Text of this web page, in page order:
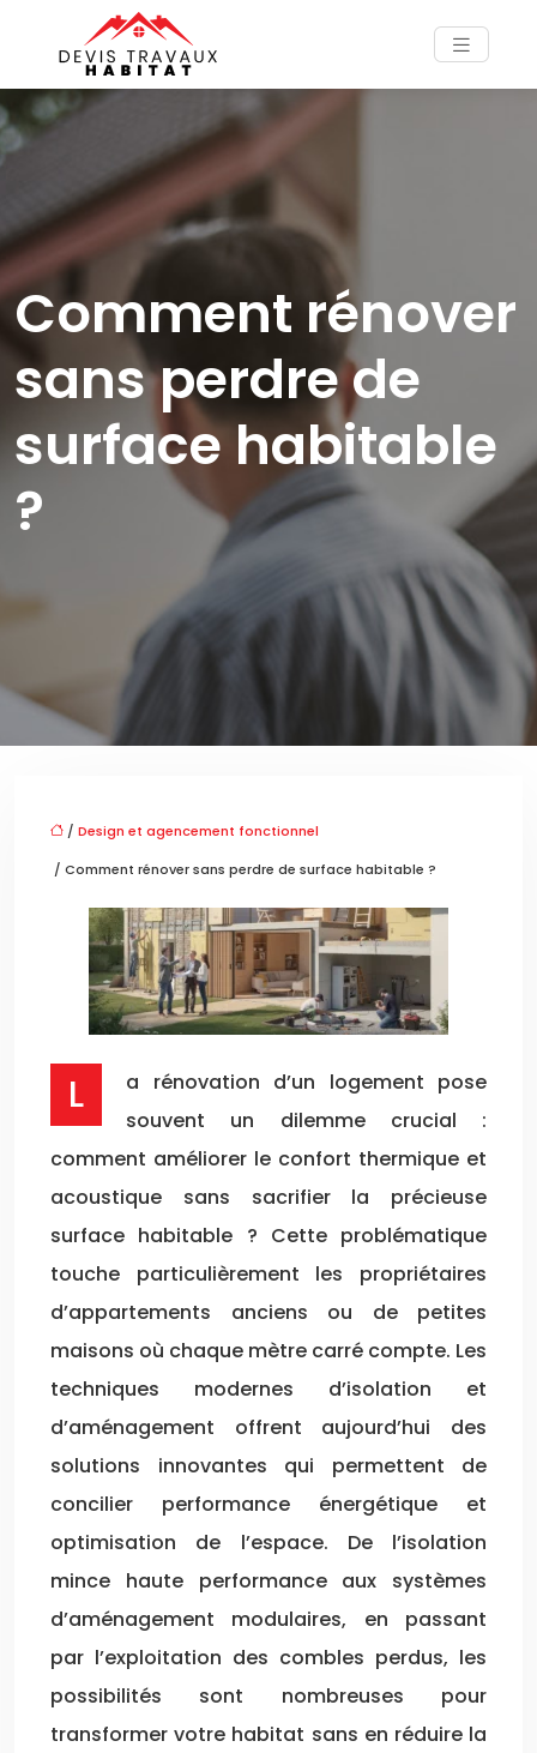
Comment rénover
sans perdre de
surface habitable
?
/ Design et agencement fonctionnel
/ Comment rénover sans perdre de surface habitable ?
La rénovation d’un logement pose
souvent un dilemme crucial :
comment améliorer le confort thermique et
acoustique sans sacrifier la précieuse
surface habitable ? Cette problématique
touche particulièrement les propriétaires
d’appartements anciens ou de petites
maisons où chaque mètre carré compte. Les
techniques modernes d’isolation et
d’aménagement offrent aujourd’hui des
solutions innovantes qui permettent de
concilier performance énergétique et
optimisation de l’espace. De l’isolation
mince haute performance aux systèmes
d’aménagement modulaires, en passant
par l’exploitation des combles perdus, les
possibilités sont nombreuses pour
transformer votre habitat sans en réduire la